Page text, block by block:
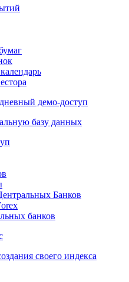
базу данных
базу данных
Банков
банков